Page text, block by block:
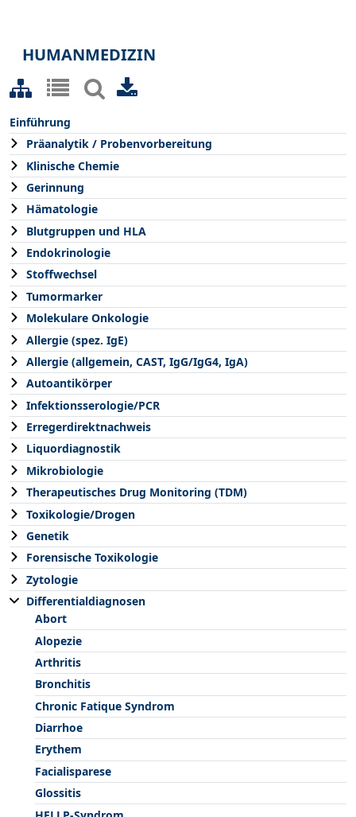
HUMANMEDIZIN
Einführung
Präanalytik / Probenvorbereitung
Klinische Chemie
Gerinnung
Hämatologie
Blutgruppen und HLA
Endokrinologie
Stoffwechsel
Tumormarker
Molekulare Onkologie
Allergie (spez. IgE)
Allergie (allgemein, CAST, IgG/IgG4, IgA)
Autoantikörper
Infektionsserologie/PCR
Erregerdirektnachweis
Liquordiagnostik
Mikrobiologie
Therapeutisches Drug Monitoring (TDM)
Toxikologie/Drogen
Genetik
Forensische Toxikologie
Zytologie
Differentialdiagnosen
Abort
Alopezie
Arthritis
Bronchitis
Chronic Fatique Syndrom
Diarrhoe
Erythem
Facialisparese
Glossitis